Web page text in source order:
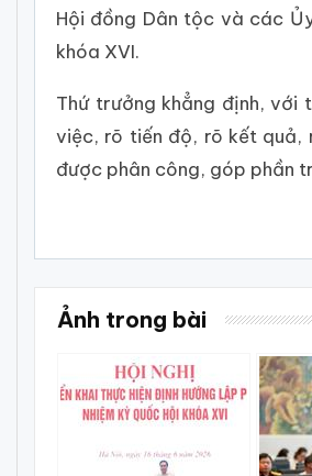
Hội đồng Dân tộc và các
khóa XVI.
Thứ trưởng khẳng định, với
việc, rõ tiến độ, rõ kết quả,
được phân công, góp phần
Ảnh trong bài